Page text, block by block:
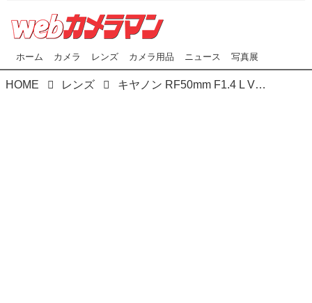
ホーム カメラ レンズ カメラ用品 ニュース 写真展
HOME レンズ キヤノン RF50mm F1.4 L VCMはどんなレンズ？ プロカメラマンが実写して徹底解説